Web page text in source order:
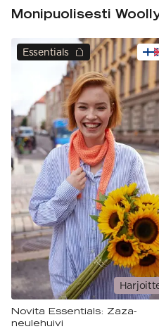
Monipuolisesti
Essentials
Novita Essentials: Zaza-
neulehuivi